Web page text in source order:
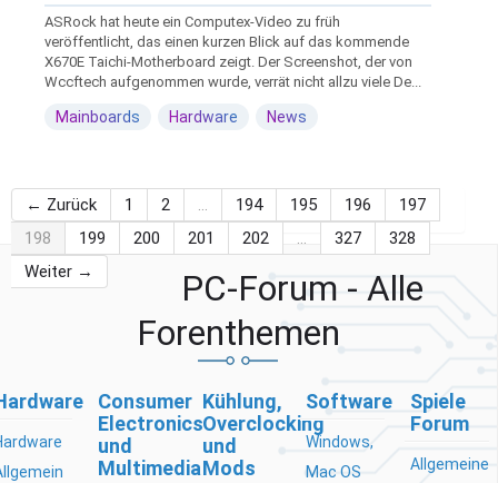
ASRock hat heute ein Computex-Video zu früh
veröffentlicht, das einen kurzen Blick auf das kommende
X670E Taichi-Motherboard zeigt. Der Screenshot, der von
Wccftech aufgenommen wurde, verrät nicht allzu viele De...
Mainboards Hardware News
← Zurück 1 2 … 194 195 196
197
198
199 200 201 202 … 327
328
Weiter →
PC-Forum - Alle
Forenthemen
Consumer
Electronics
und
Multimedia
Kühlung,
Overclocking
und
Mods
Software
Windows,
Mac OS
Spiele
Forum
Allgemeine